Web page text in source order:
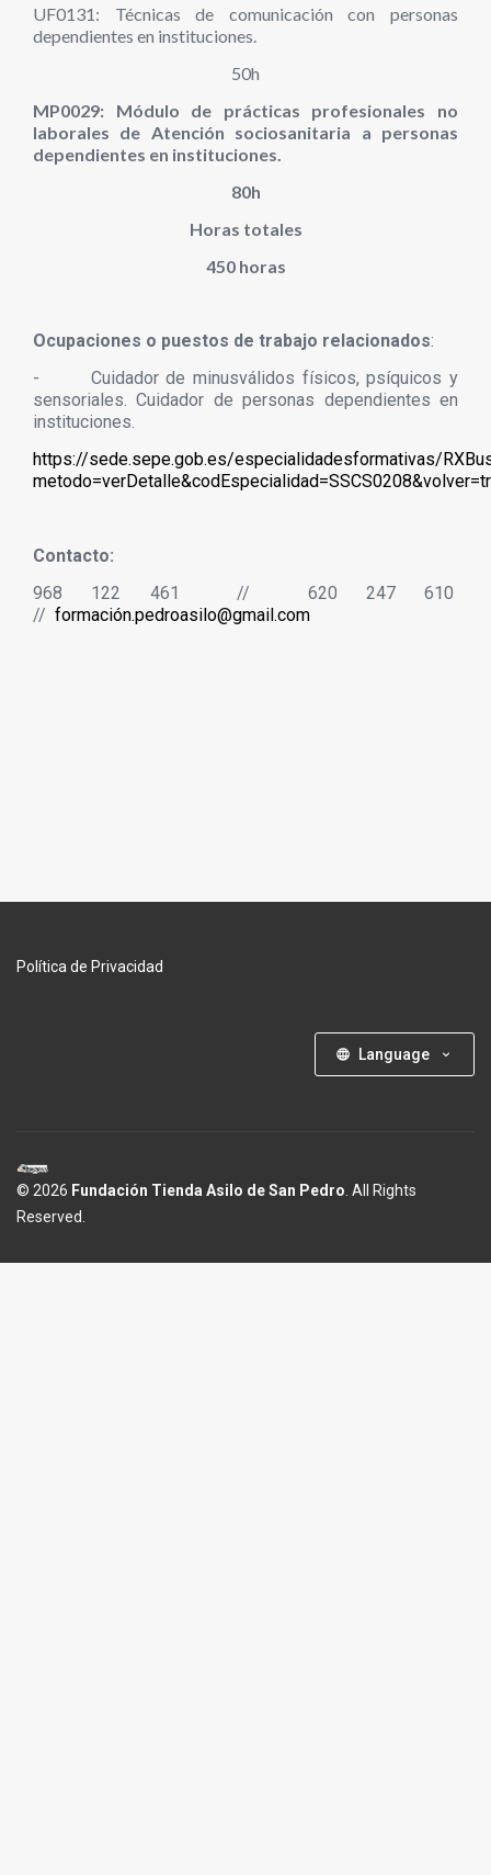
UF0131: Técnicas de comunicación con personas
dependientes en instituciones.
50h
MP0029: Módulo de prácticas profesionales no
laborales de Atención sociosanitaria a personas
dependientes en instituciones.
80h
Horas totales
450 horas
Ocupaciones o puestos de trabajo relacionados:
-
Cuidador de minusválidos físicos, psíquicos y
sensoriales. Cuidador de personas dependientes en
instituciones.
https://sede.sepe.gob.es/especialidadesformativas/
Contacto:
968 122 461 // 620 247 610
// formación.pedroasilo@gmail.com
Política de Privacidad
Language
© 2026 Fundación Tienda Asilo de San Pedro . All Rights
Reserved.